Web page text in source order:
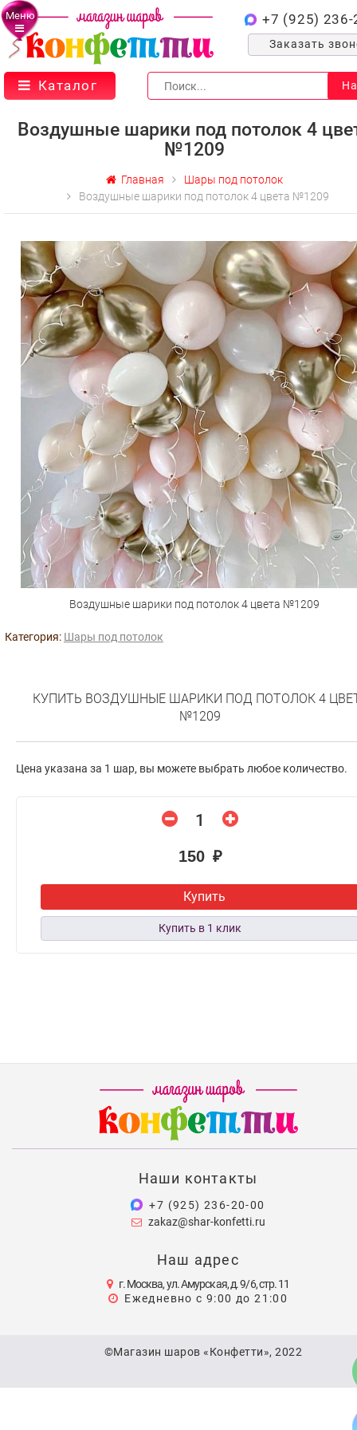
Меню +7 (925) 236-
Заказать
Каталог
Воздушные шарики под потолок 4
№1209
Главная
Шары под потолок
Воздушные шарики под потолок 4 цвета №1209
Воздушные шарики под потолок 4 цвета №1209
Категория: Шары под потолок
КУПИТЬ ВОЗДУШНЫЕ ШАРИКИ ПОД ПОТОЛОК 4
№1209
Цена указана за 1 шар, вы можете выбрать любое количество.
150 ₽
Купить
Наши контакты
+7 (925) 236-20-00
zakaz@shar-konfetti.ru
Наш адрес
г. Москва, ул. Амурская, д. 9/6, стр. 11
Ежедневно с 9:00 до 21:00
©Магазин шаров «Конфетти», 2022